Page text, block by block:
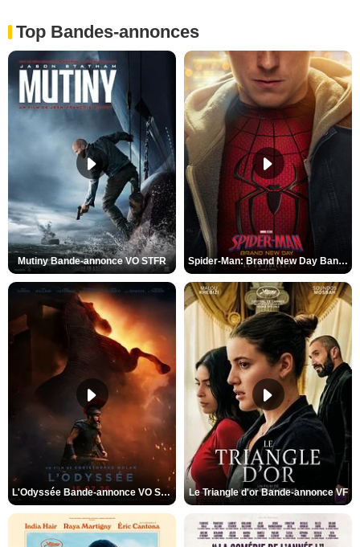
Top Bandes-annonces
Mutiny Bande-annonce VO STFR Spider-Man: Brand New Day Bande-annonce VO STFR
L'Odyssée Bande-annonce VO STFR Le Triangle d'or Bande-annonce VF